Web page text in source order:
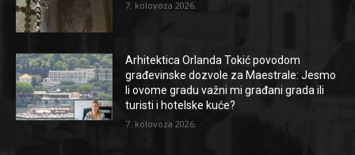
7. kolovoza 2026.
Arhitektica Orlanda Tokić povodom
građevinske dozvole za Maestrale: Jesmo
li ovome gradu važni mi građani grada ili
turisti i hotelske kuće?
7. kolovoza 2026.